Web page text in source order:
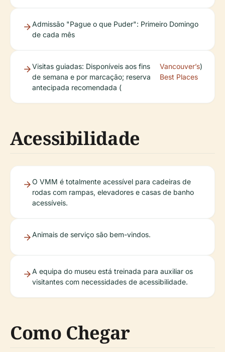
Admissão "Pague o que Puder": Primeiro Domingo
de cada mês
Visitas guiadas: Disponíveis aos fins
de semana e por marcação; reserva
antecipada recomendada (
Vancouver’s
Best Places
)
Acessibilidade
O VMM é totalmente acessível para cadeiras de
rodas com rampas, elevadores e casas de banho
acessíveis.
Animais de serviço são bem-vindos.
A equipa do museu está treinada para auxiliar os
visitantes com necessidades de acessibilidade.
Como Chegar